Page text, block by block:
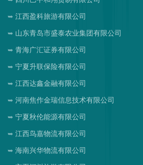
江西盈科旅游有限公司
山东青岛市盛泰农业集团有限公司
青海广汇证券有限公司
宁夏升联保险有限公司
江西达鑫金融有限公司
河南焦作金瑞信息技术有限公司
宁夏秋伦能源有限公司
江西鸟嘉物流有限公司
海南兴华物流有限公司